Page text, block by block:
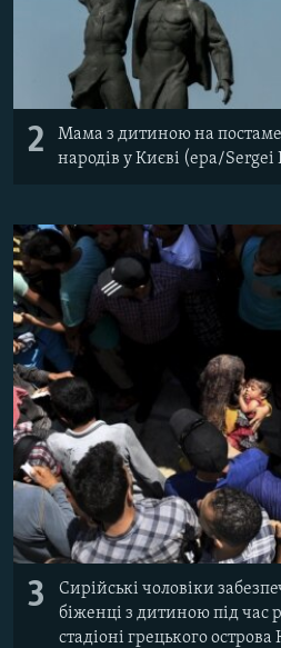
2
Мама з дитиною на
народів у Києві (epa/Sergei
3
Сирійські чоловіки
біженці з дитиною під час
стадіоні грецького